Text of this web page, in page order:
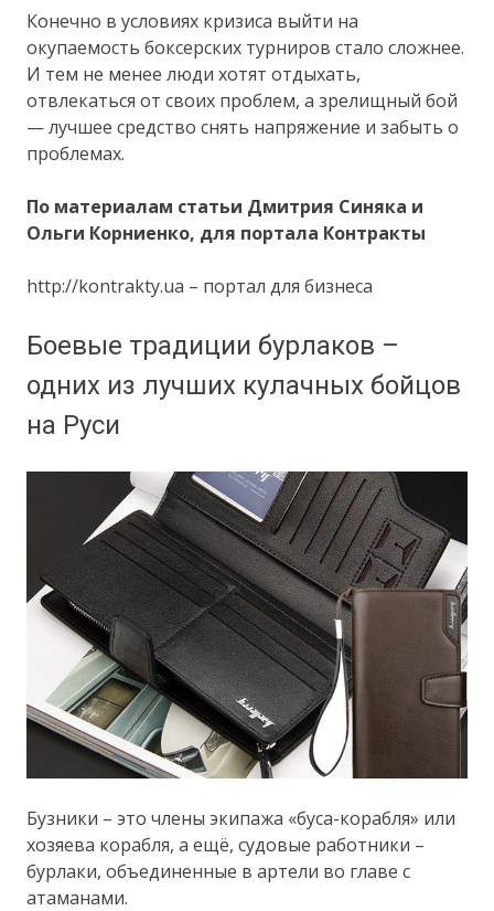
Конечно в условиях кризиса выйти на
окупаемость боксерских турниров стало сложнее.
И тем не менее люди хотят отдыхать,
отвлекаться от своих проблем, а зрелищный бой
— лучшее средство снять напряжение и забыть о
проблемах.
По материалам статьи Дмитрия Синяка и
Ольги Корниенко, для портала Контракты
http://kontrakty.ua – портал для бизнеса
Боевые традиции бурлаков –
одних из лучших кулачных бойцов
на Руси
Бузники – это члены экипажа «буса-корабля» или
хозяева корабля, а ещё, судовые работники –
бурлаки, объединенные в артели во главе с
атаманами.